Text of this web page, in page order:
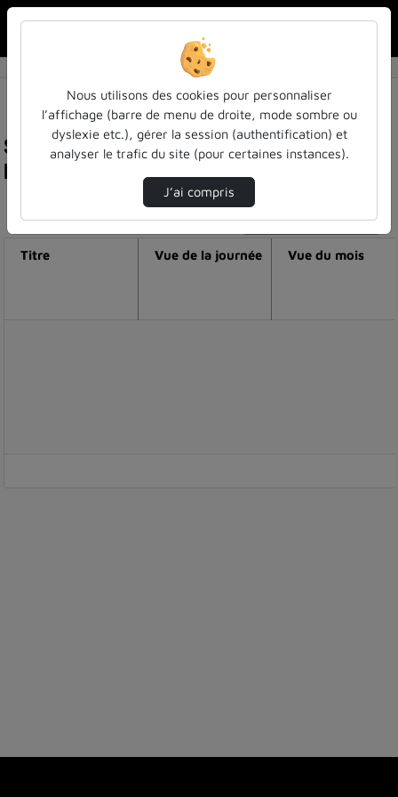
Statistiques de visualisation de la vidéo
Lancement d'unys le 18 mars 2025
Modifier la période de visualisation
Titre Vue de la journée Vue du mois
Nous utilisons des cookies pour personnaliser
l’affichage (barre de menu de droite, mode sombre ou
dyslexie etc.), gérer la session (authentification) et
analyser le trafic du site (pour certaines instances).
J’ai compris